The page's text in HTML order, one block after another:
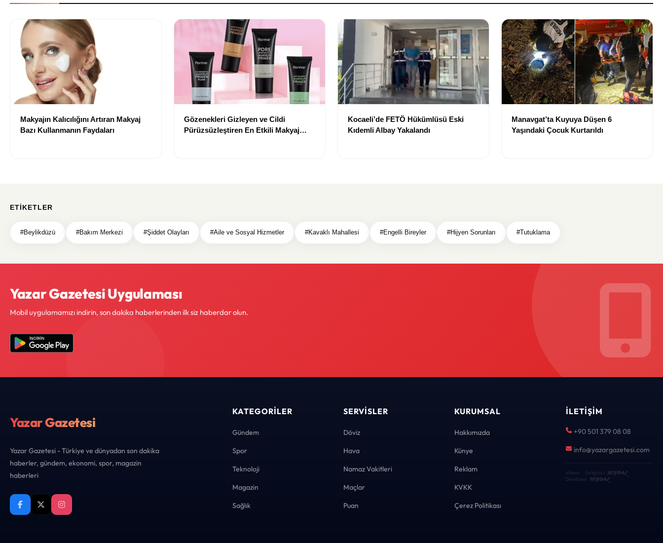
Makyajın Kalıcılığını Artıran Makyaj
Bazı Kullanmanın Faydaları
Gözenekleri Gizleyen ve Cildi
Pürüzsüzleştiren En Etkili Makyaj
Kocaeli’de FETÖ Hükümlüsü Eski
Kıdemli Albay Yakalandı
Manavgat’ta Kuyuya Düşen 6
Yaşındaki Çocuk Kurtarıldı
ETIKETLER
#Beylikdüzü #Bakım Merkezi #Şiddet Olayları #Aile ve Sosyal Hizmetler #Kavaklı Mahallesi #Engelli Bireyler #Hijyen Sorunları #Tutuklama
Yazar Gazetesi Uygulaması
Mobil uygulamamızı indirin, son dakika haberlerinden ilk siz haberdar olun.
Yazar Gazetesi
Yazar Gazetesi - Türkiye ve dünyadan son dakika
haberler, gündem, ekonomi, spor, magazin
haberleri
KATEGORILER
Gündem
Spor
Teknoloji
Magazin
Sağlık
SERVISLER
Döviz
Hava
Namaz Vakitleri
Maçlar
Puan
KURUMSAL
Hakkımızda
Künye
Reklam
KVKK
Çerez Politikası
İLETIŞIM
+90 501 379 08 08
info@yazargazetesi.com
eNews · Geliştirici KEYDAL·
Developer KEYDAL